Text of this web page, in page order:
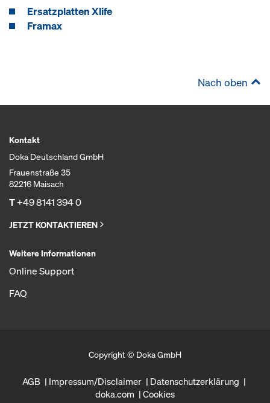
Ersatzplatten Xlife
Framax
Nach oben
Kontakt
Doka Deutschland GmbH
Frauenstraße 35
82216 Maisach
T+49 8141 394 0
JETZT KONTAKTIEREN
Weitere Informationen
Online Support
FAQ
Copyright © Doka GmbH
AGB Impressum/Disclaimer
Datenschutzerklärung
doka.com
Cookies